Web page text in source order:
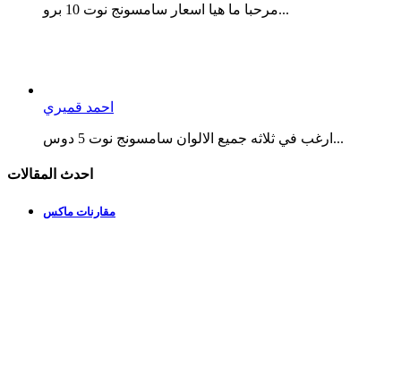
مرحبا ما هيا اسعار سامسونج نوت 10 برو...
احمد قميري
ارغب في ثلاثه جميع الالوان سامسونج نوت 5 دوس...
احدث المقالات
مقارنات ماكس